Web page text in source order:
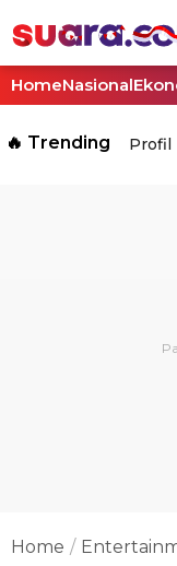
HomeNasional
🔥 Trending Profil
Home